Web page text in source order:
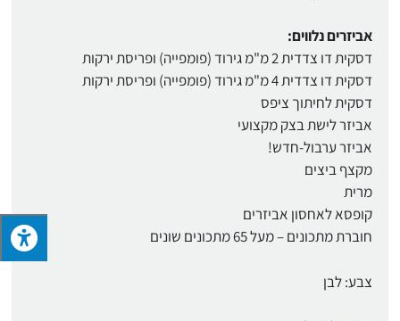
אביזרים נלווים:
דסקית דו צדדית 2 מ"מ גירוד (פומפייה) ופריסת ירקות
דסקית דו צדדית 4 מ"מ גירוד (פומפייה) ופריסת ירקות
דסקית לחיתוך ציפס
אביזר לישת בצק מקצועי
אביזר ערבול-חדש!
מקצף ביצים
מרית
קופסא לאחסון אביזרים
חוברת מתכונים – מעל 65 מתכונים שונים
צבע: לבן